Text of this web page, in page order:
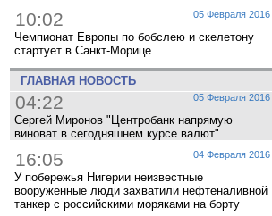
05 Февраля 2016
10:02
Чемпионат Европы по бобслею и скелетону
стартует в Санкт-Морице
ГЛАВНАЯ НОВОСТЬ
05 Февраля 2016
04:22
Сергей Миронов "Центробанк напрямую
виноват в сегодняшнем курсе валют"
04 Февраля 2016
16:05
У побережья Нигерии неизвестные
вооруженные люди захватили нефтеналивной
танкер с российскими моряками на борту